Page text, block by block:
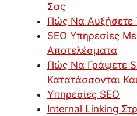
Σας
Πώς Να Αυξήσετε
SEO Υπηρεσίες
Αποτελέσματα
Πώς Να Γράψετε
Κατατάσσονται
Υπηρεσίες SEO
Internal Linking